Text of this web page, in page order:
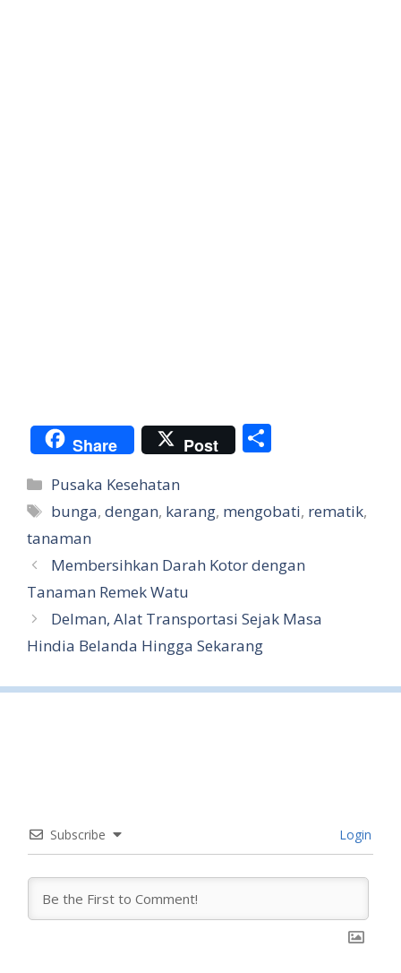
Share Post
e
Categories
Pusaka Kesehatan
Tags
bunga,dengan, karang, mengobati, rematik,
tanaman
Membersihkan Darah Kotor dengan
Tanaman Remek Watu
Delman, Alat Transportasi Sejak Masa
Hindia Belanda Hingga Sekarang
Subscribe Login